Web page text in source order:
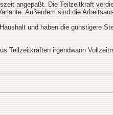
angepaßt. Die Teilzeitkraft
Außerdem sind die
und haben die günstigere
Teilzeitkräften irgendwann